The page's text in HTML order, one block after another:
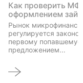
Как проверить
оформлением
Рынок
регулируется
первому
предложением...